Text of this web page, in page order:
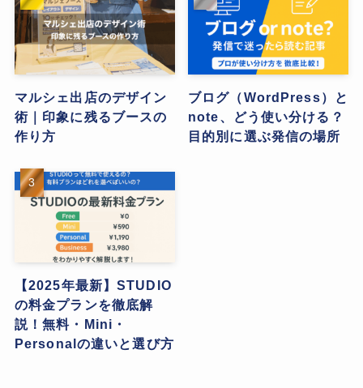
マルシェ出店のデザイン
術｜印象に残るブースの
作り方
ブログ（WordPress）と
note、どう使い分ける？
目的別に選ぶ発信の場所
【2025年最新】STUDIO
の料金プランを徹底解
説！無料・Mini・
Personalの違いと選び方